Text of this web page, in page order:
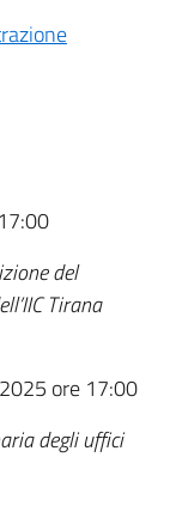
del
Tirana
ore 17:00
degli uffici